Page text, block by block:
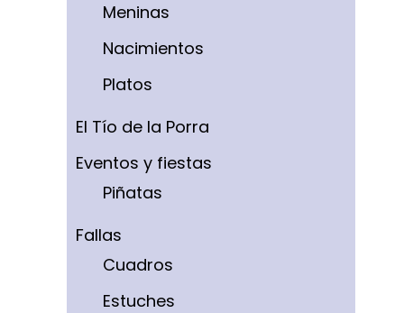
Meninas
Nacimientos
Platos
El Tío de la Porra
Eventos y fiestas
Piñatas
Fallas
Cuadros
Estuches